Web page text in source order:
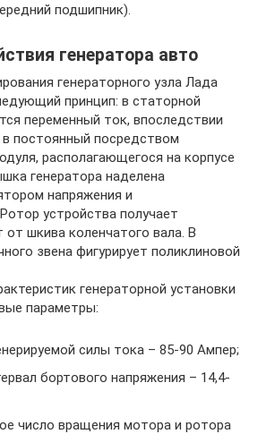
подшипник).
генератора авто
генераторного узла Лада
принцип: в статорной
переменный ток, впоследствии
постоянный посредством
располагающегося на корпусе
генератора наделена
напряжения и
устройства получает
шкива коленчатого вала. В
звена фигурирует поликлиновой
генераторной установки
параметры:
силы тока – 85-90 Ампер;
бортового напряжения – 14,4-
число вращения мотора и ротора